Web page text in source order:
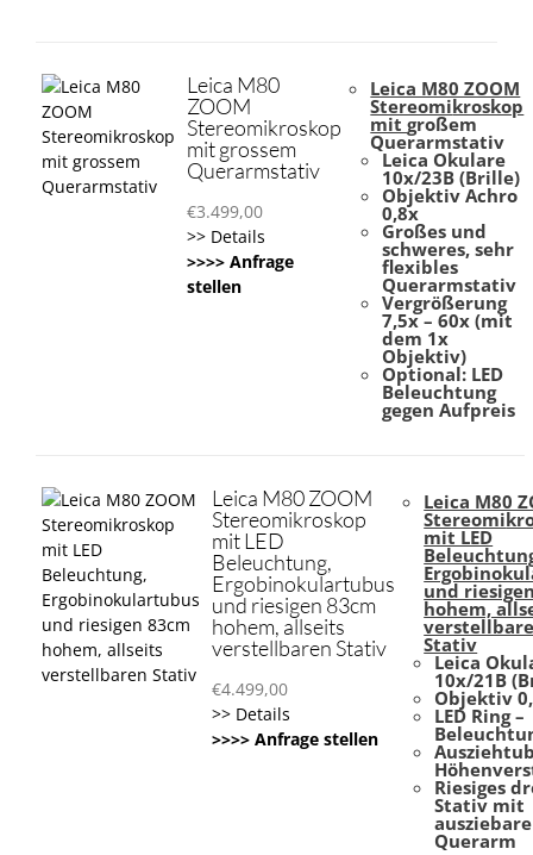
Leica M80
ZOOM
Stereomikroskop
mit grossem
Querarmstativ
€3.499,00
>> Details
>>>> Anfrage
stellen
Leica M80 ZOOM
Stereomikroskop
mitgroßem
Querarmstativ
Leica Okulare
10x/23B (Brille)
Objektiv Achro
0,8x
Großes und
schweres, sehr
flexibles
Querarmstativ
Vergrößerung
7,5x – 60x (mit
dem 1x
Objektiv)
Optional: LED
Beleuchtung
gegen Aufpreis
Leica M80 ZOOM
Stereomikroskop
mit LED
Beleuchtung,
Ergobinokulartubus
und riesigen 83cm
hohem, allseits
verstellbaren Stativ
€4.499,00
>> Details
>>>> Anfrage stellen
Leica M80
Stereomi
mit LED
und
hohem,
Stativ
Leica
10x/21B
Objektiv
LED Ring –
Riesiges
Stativ mit
Querarm